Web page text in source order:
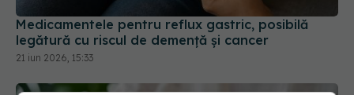
Medicamentele pentru reflux gastric, posibilă
legătură cu riscul de demență și cancer
21 iun 2026, 15:33